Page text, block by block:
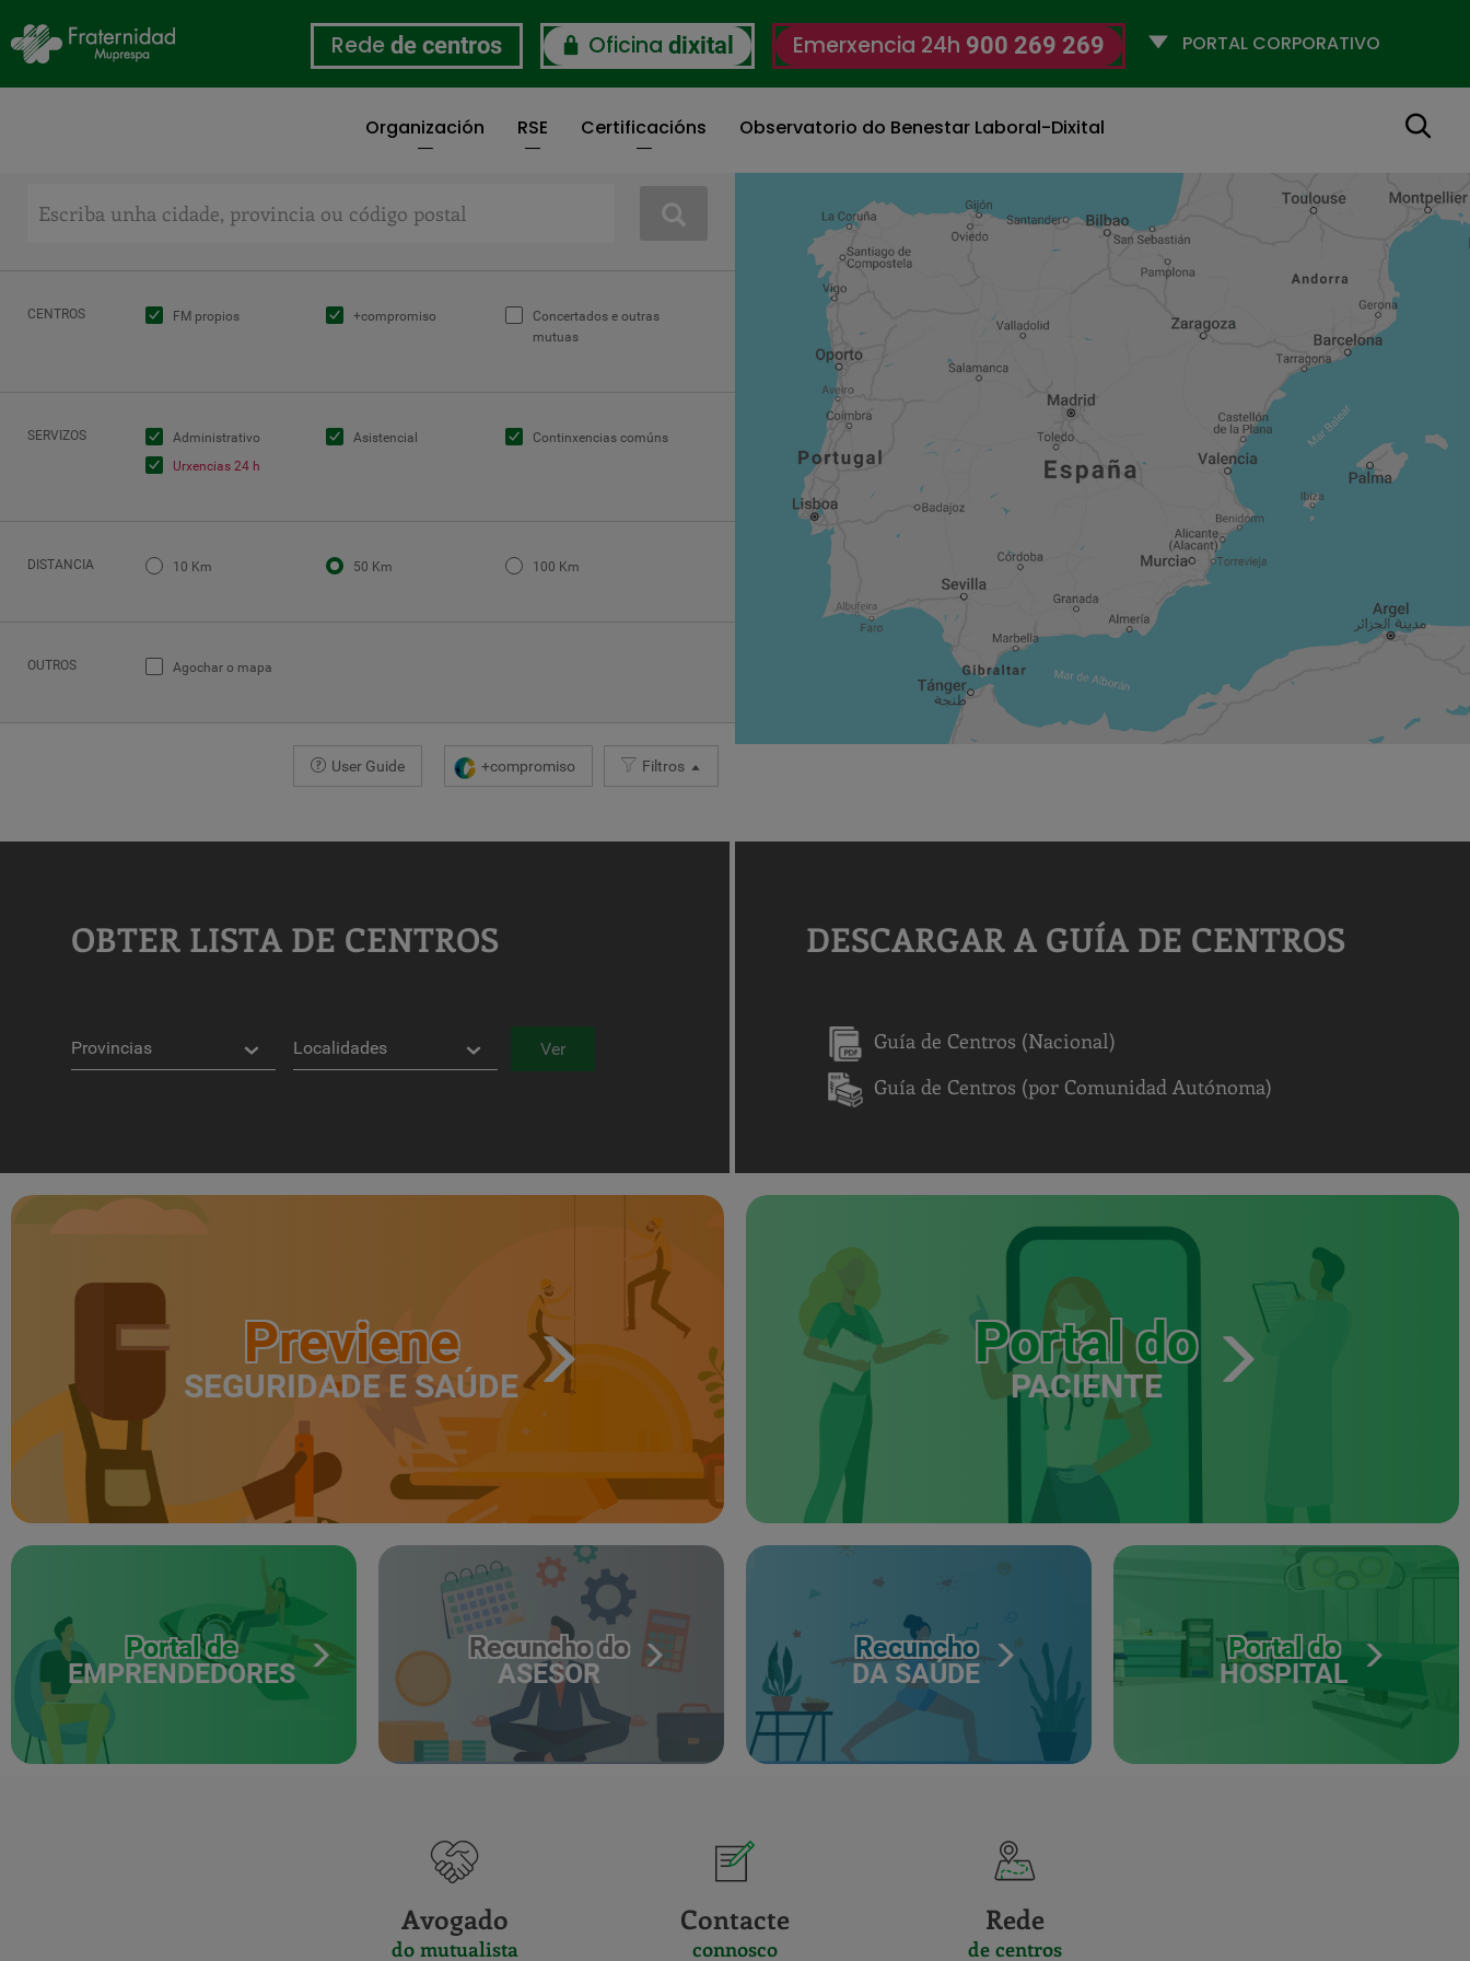
contido
principal
Rede de centros Oficina dixital Emerxencia 24h 900 269 269
Selecciona
Organización RSE Certificacións Observatorio do Benestar Laboral-Dixital Buscar
Buscar
CENTROS FM propios +compromiso
Concertados e outras
mutuas
SERVIZOS Administrativo Asistencial
Continxencias comúns
Urxencias 24 h
DISTANCIA 10 Km 50 Km 100 Km
OUTROS Agochar o mapa
Filtros
+compromiso
User Guide
Lonxitude
Distancia
Search
Apply
OBTER LISTA DE CENTROS
Localidades
Ver
DESCARGAR A GUÍA DE CENTROS
Guía de Centros (Nacional)
Guía de Centros (por Comunidad Autónoma)
Previene
SEGURIDADE E SAÚDE
Portal do
PACIENTE
Portal de
EMPRENDEDORES
Recuncho do
ASESOR
Recuncho
DA SAÚDE
Portal do
HOSPITAL
Avogado
do mutualista
Contacte
connosco
Rede
de centros